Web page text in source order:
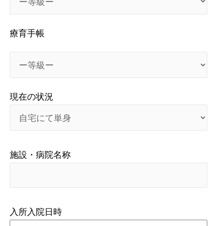
療育手帳
現在の状況
施設・病院名称
入所入院日時